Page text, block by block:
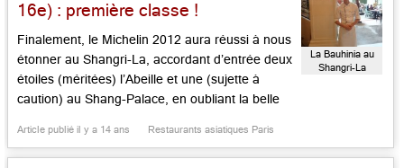
16e) : première classe !
Finalement, le Michelin 2012 aura réussi à nous
étonner au Shangri-La, accordant d’entrée deux
étoiles (méritées) l’Abeille et une (sujette à
caution) au Shang-Palace, en oubliant la belle
contente pas d’offrir tous les jours une cuisine
de grande classe, mais vient de créer une
Article publié il y a 14 ans Restaurants asiatiques Paris
La Bauhinia au
Shangri-La